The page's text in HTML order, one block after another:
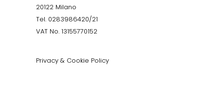
20122 Milano
Tel. 0283986420/21
VAT No. 13155770152
Privacy & Cookie Policy